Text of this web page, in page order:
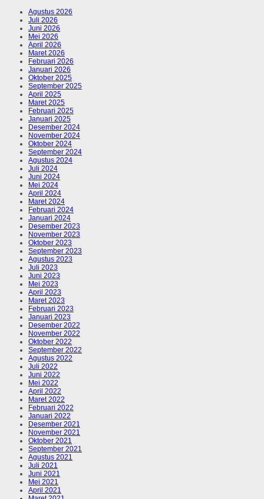
Agustus 2026
Juli 2026
Juni 2026
Mei 2026
April 2026
Maret 2026
Februari 2026
Januari 2026
Oktober 2025
September 2025
April 2025
Maret 2025
Februari 2025
Januari 2025
Desember 2024
November 2024
Oktober 2024
September 2024
Agustus 2024
Juli 2024
Juni 2024
Mei 2024
April 2024
Maret 2024
Februari 2024
Januari 2024
Desember 2023
November 2023
Oktober 2023
September 2023
Agustus 2023
Juli 2023
Juni 2023
Mei 2023
April 2023
Maret 2023
Februari 2023
Januari 2023
Desember 2022
November 2022
Oktober 2022
September 2022
Agustus 2022
Juli 2022
Juni 2022
Mei 2022
April 2022
Maret 2022
Februari 2022
Januari 2022
Desember 2021
November 2021
Oktober 2021
September 2021
Agustus 2021
Juli 2021
Juni 2021
Mei 2021
April 2021